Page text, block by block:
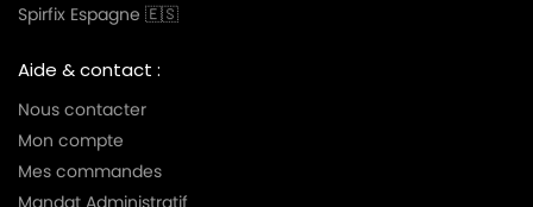
Spirfix Espagne 🇪🇸
Aide & contact :
Nous contacter
Mon compte
Mes commandes